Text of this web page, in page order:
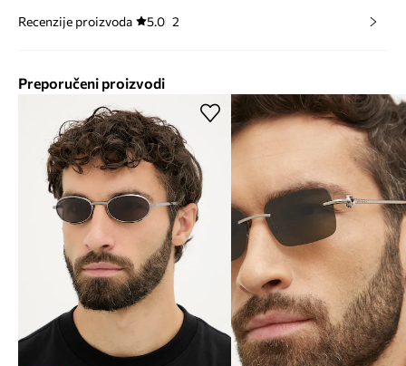
Recenzije proizvoda 5.0 2
Preporučeni proizvodi